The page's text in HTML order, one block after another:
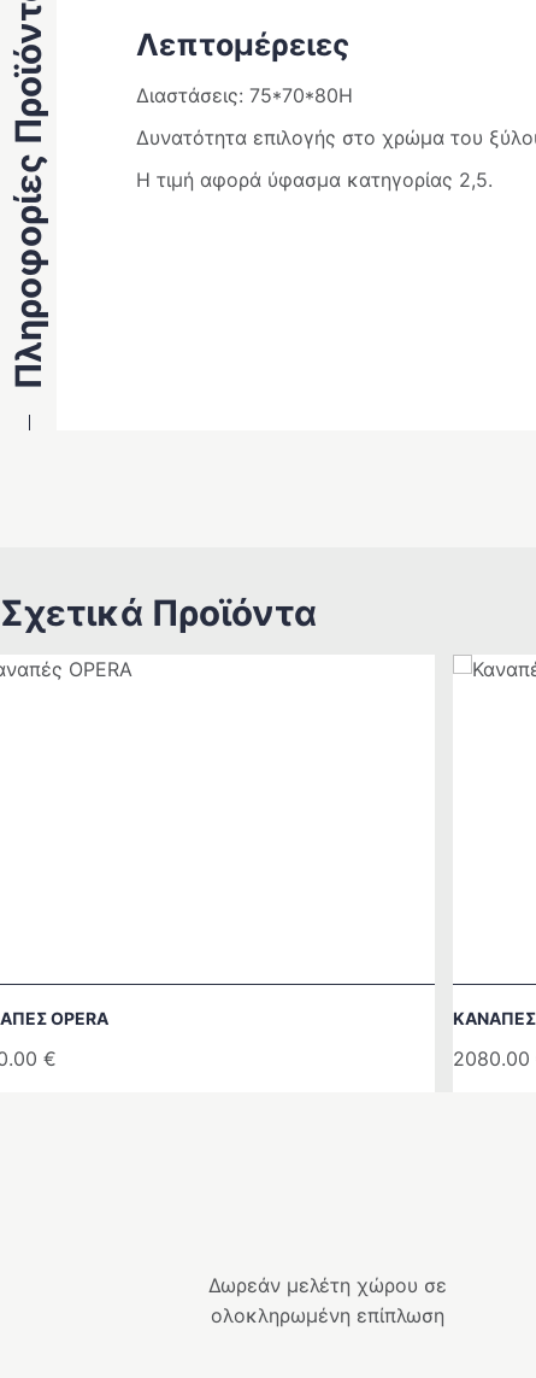
Πληροφορίες Προϊόντος Λεπτομέρειες
Διαστάσεις: 75*70*80Η
Δυνατότητα επιλογής στο χρώμα του
Η τιμή αφορά ύφασμα κατηγορίας 2,5.
Σχετικά Προϊόντα
OPERA
€ 2080.00
Δωρεάν μελέτη χώρου σε
ολοκληρωμένη επίπλωση